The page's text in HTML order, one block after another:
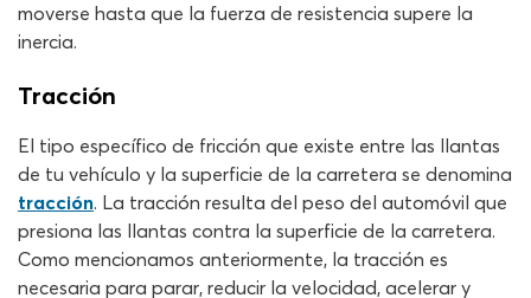
moverse hasta que la fuerza de resistencia supere la
inercia.
Tracción
El tipo específico de fricción que existe entre las llantas
de tu vehículo y la superficie de la carretera se denomina
tracción. La tracción resulta del peso del automóvil que
presiona las llantas contra la superficie de la carretera.
Como mencionamos anteriormente, la tracción es
necesaria para parar, reducir la velocidad, acelerar y